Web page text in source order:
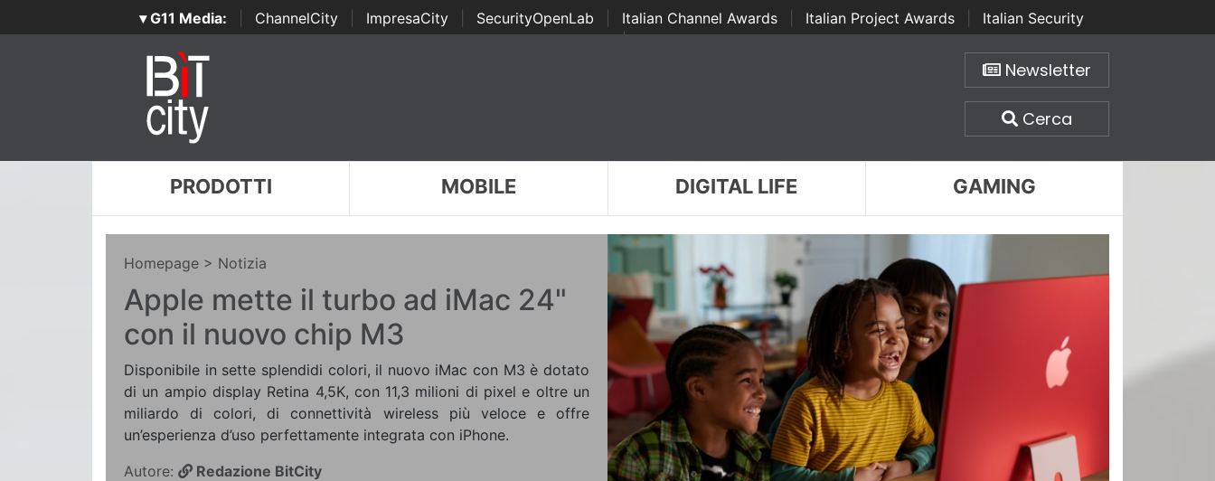
▾ G11 Media: ChannelCity ImpresaCity SecurityOpenLab Italian Channel Awards Italian Project Awards
Italian Security
Awards | ...
Newsletter
Cerca
PRODOTTI MOBILE DIGITAL LIFE GAMING
Homepage > Notizia
Apple mette il turbo ad iMac 24"
con il nuovo chip M3
Disponibile in sette splendidi colori, il nuovo iMac con M3 è dotato
di un ampio display Retina 4,5K, con 11,3 milioni di pixel e oltre un
miliardo di colori, di connettività wireless più veloce e offre
un’esperienza d’uso perfettamente integrata con iPhone.
Autore:
Redazione BitCity